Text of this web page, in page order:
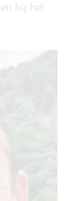
hij het